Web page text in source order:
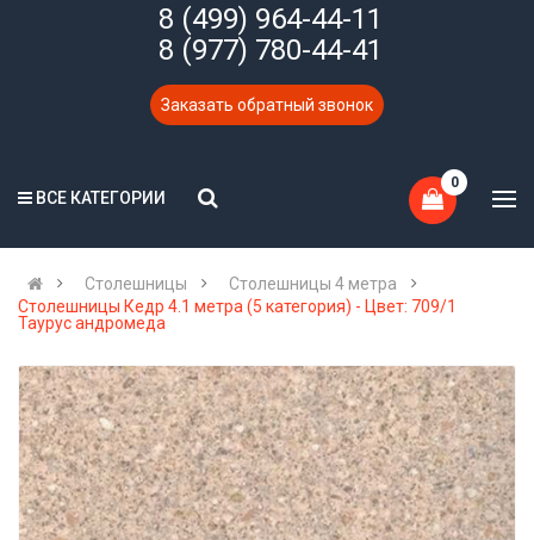
8 (499) 964-44-11
8 (977) 780-44-41
Заказать обратный звонок
ВСЕ КАТЕГОРИИ
0
Столешницы
Столешницы 4 метра
Столешницы Кедр 4.1 метра (5 категория) - Цвет: 709/1
Таурус андромеда